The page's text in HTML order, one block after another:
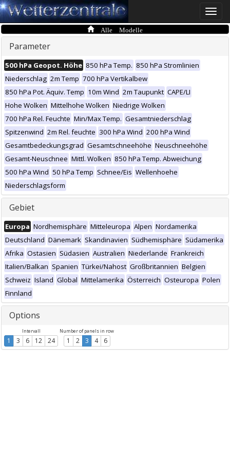
Toggle
Alle Modelle
Parameter
500 hPa Geopot. Höhe 850 hPa Temp. 850 hPa Stromlinien
Niederschlag 2m Temp 700 hPa Vertikalbew
850 hPa Pot. Äquiv. Temp 10m Wind 2m Taupunkt CAPE/LI
Hohe Wolken Mittelhohe Wolken Niedrige Wolken
700 hPa Rel. Feuchte Min/Max Temp. Gesamtniederschlag
Spitzenwind 2m Rel. feuchte 300 hPa Wind 200 hPa Wind
Gesamtbedeckungsgrad Gesamtschneehöhe Neuschneehöhe
Gesamt-Neuschnee Mittl. Wolken 850 hPa Temp. Abweichung
500 hPa Wind 50 hPa Temp Schnee/Eis Wellenhoehe
Niederschlagsform
Gebiet
Europa Nordhemisphäre Mitteleuropa Alpen Nordamerika
Deutschland Dänemark Skandinavien Südhemisphäre Südamerika
Afrika Ostasien Südasien Australien Niederlande Frankreich
Italien/Balkan Spanien Türkei/Nahost Großbritannien Belgien
Schweiz Island Global Mittelamerika Österreich Osteuropa Polen
Finnland
Options
Intervall
1 3 6 12 24
Number of panels in row
1 2 3 4 6